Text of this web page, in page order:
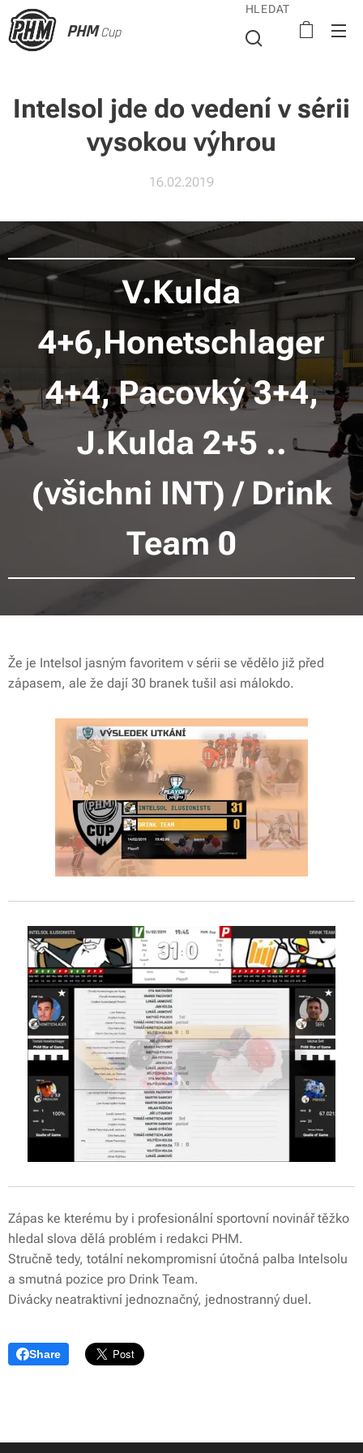
PHMCup
HLEDAT
Intelsol jde do vedení v sérii
vysokou výhrou
16.02.2019
V.Kulda
4+6,Honetschlager
4+4, Pacovký 3+4,
J.Kulda 2+5 ..
(všichni INT) / Drink
Team 0
Že je Intelsol jasným favoritem v sérii se vědělo již před
zápasem, ale že dají 30 branek tušil asi málokdo.
Zápas ke kterému by i profesionální sportovní novinář těžko
hledal slova dělá problém i redakci PHM.
Stručně tedy, totální nekompromisní útočná palba Intelsolu
a smutná pozice pro Drink Team.
Divácky neatraktivní jednoznačný, jednostranný duel.
Share